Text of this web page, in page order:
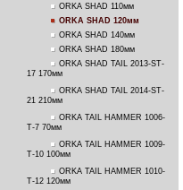
ORKA SHAD 110мм
ORKA SHAD 120мм
ORKA SHAD 140мм
ORKA SHAD 180мм
ORKA SHAD TAIL 2013-ST-
17 170мм
ORKA SHAD TAIL 2014-ST-
21 210мм
ORKA TAIL HAMMER 1006-
T-7 70мм
ORKA TAIL HAMMER 1009-
T-10 100мм
ORKA TAIL HAMMER 1010-
T-12 120мм